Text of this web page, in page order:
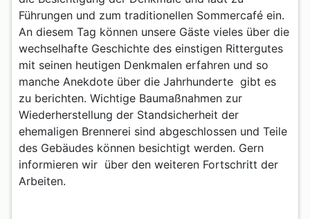
Führungen und zum traditionellen Sommercafé ein.
An diesem Tag können unsere Gäste vieles über die
wechselhafte Geschichte des einstigen Rittergutes
mit seinen heutigen Denkmalen erfahren und so
manche Anekdote über die Jahrhunderte gibt es
zu berichten. Wichtige Baumaßnahmen zur
Wiederherstellung der Standsicherheit der
ehemaligen Brennerei sind abgeschlossen und Teile
des Gebäudes können besichtigt werden. Gern
informieren wir über den weiteren Fortschritt der
Arbeiten.